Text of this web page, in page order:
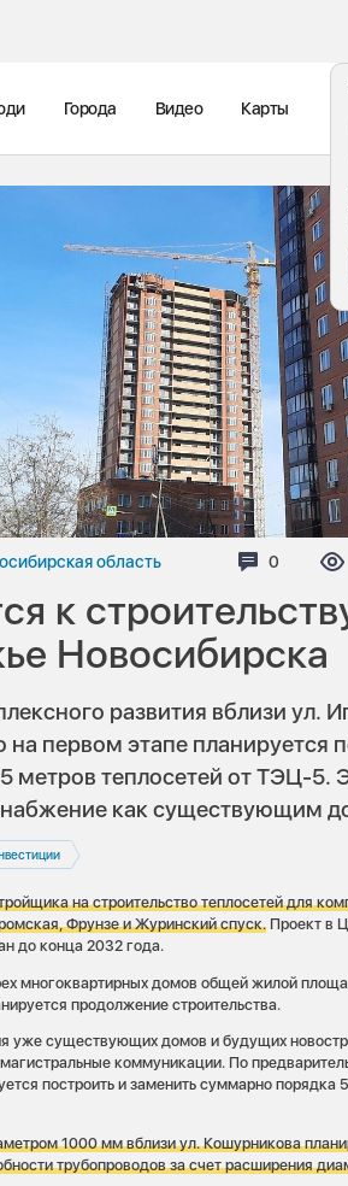
Города Видео Карты
область 0
к
Новосибирска
развития вблизи ул.
на первом этапе планируется
метров теплосетей от ТЭЦ-5.
как существующим
на строительство теплосетей для
Фрунзе и Журинский спуск. Проект в
до конца 2032 года.
многоквартирных домов общей жилой
продолжение строительства.
уже существующих домов и будущих
коммуникации. По
построить и заменить суммарно порядка
1000 мм вблизи ул. Кошурникова
трубопроводов за счет расширения